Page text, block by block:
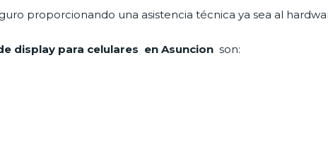
proporcionando una asistencia técnica ya sea al
display para celulares en Asuncion son: